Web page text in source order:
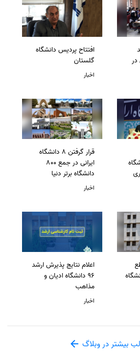
افتتاح پردیس دانشگاه
گلستان
اخبار
قرار گرفتن 8 دانشگاه
ایرانی در جمع 800
دانشگاه برتر دنیا
اخبار
اعلام نتایج پذیرش ارشد
96 دانشگاه ادیان و
مذاهب
اخبار
بیشتر در وبلاگ